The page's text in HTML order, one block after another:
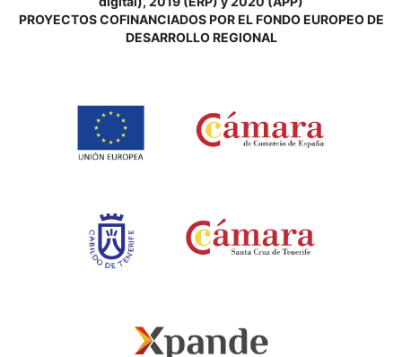
PROYECTOS COFINANCIADOS POR EL FONDO EUROPEO DE
DESARROLLO REGIONAL